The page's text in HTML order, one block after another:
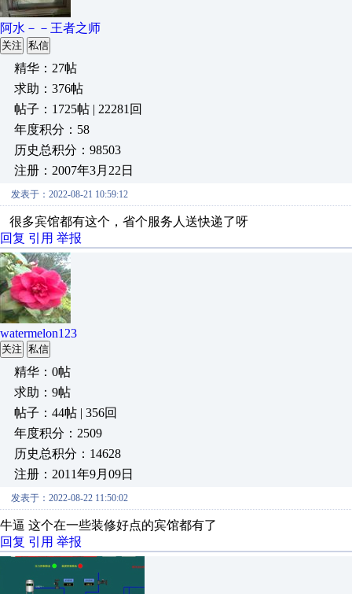
阿水－－王者之师
关注 私信
精华：27帖
求助：376帖
帖子：1725帖 | 22281回
年度积分：58
历史总积分：98503
注册：2007年3月22日
发表于：2022-08-21 10:59:12
很多宾馆都有这个，省个服务人送快递了呀
回复 引用 举报
watermelon123
关注 私信
精华：0帖
求助：9帖
帖子：44帖 | 356回
年度积分：2509
历史总积分：14628
注册：2011年9月09日
发表于：2022-08-22 11:50:02
牛逼 这个在一些装修好点的宾馆都有了
回复 引用 举报